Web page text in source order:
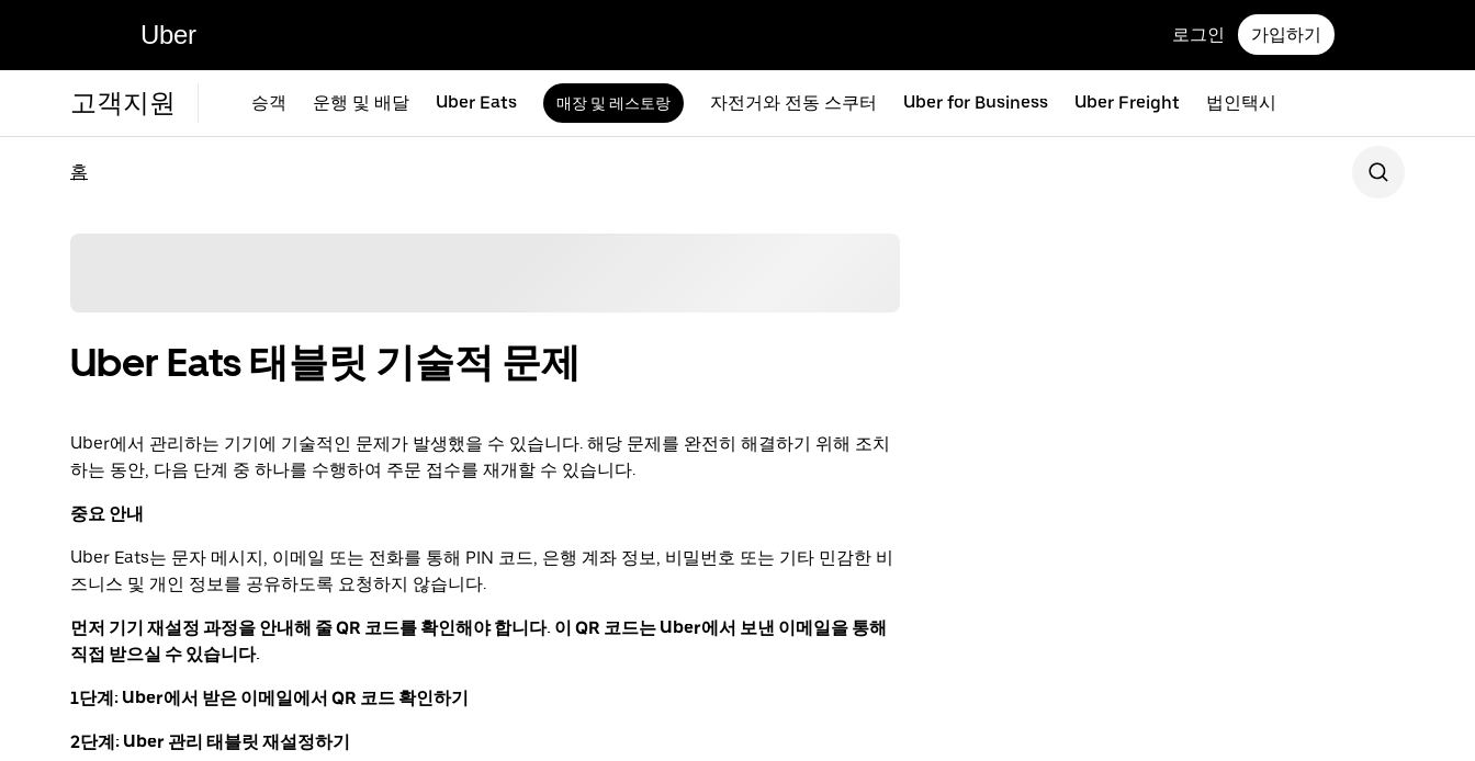
Uber 로그인 가입하기
고객지원 승객 운행 및 배달 Uber Eats 매장 및 레스토랑 자전거와 전동 스쿠터 Uber for Business Uber Freight 법인택시
홈
Uber Eats 태블릿 기술적 문제
Uber에서 관리하는 기기에 기술적인 문제가 발생했을 수 있습니다. 해당 문제를 완전히 해결하기 위해 조치
하는 동안, 다음 단계 중 하나를 수행하여 주문 접수를 재개할 수 있습니다.
중요 안내
Uber Eats는 문자 메시지, 이메일 또는 전화를 통해 PIN 코드, 은행 계좌 정보, 비밀번호 또는 기타 민감한 비
즈니스 및 개인 정보를 공유하도록 요청하지 않습니다.
먼저 기기 재설정 과정을 안내해 줄 QR 코드를 확인해야 합니다. 이 QR 코드는 Uber에서 보낸 이메일을 통해
직접 받으실 수 있습니다.
1단계: Uber에서 받은 이메일에서 QR 코드 확인하기
2단계: Uber 관리 태블릿 재설정하기